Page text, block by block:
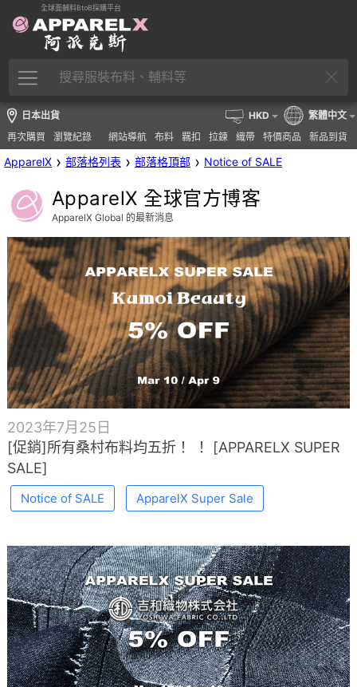
全球面輔料BtoB採購平台
日本出貨
再次購買
瀏覽紀錄 網站導航 布料 羈扣 拉鍊 織帶 特價商品 新品到貨
HKD 繁體中文
ApparelX › 部落格列表 › 部落格頂部 › Notice of SALE
ApparelX 全球官方博客
ApparelX Global 的最新消息
2023年7月25日
[促銷]所有桑村布料均五折！ ！ [APPARELX SUPER
SALE]
Notice of SALE ApparelX Super Sale